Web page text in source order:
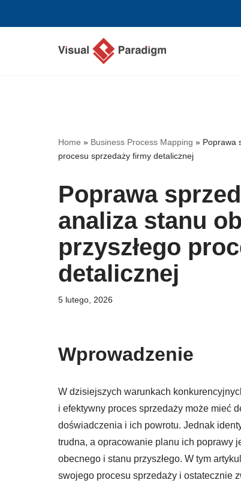
Home » Business Process Mapping » Poprawa
procesu sprzedaży firmy detalicznej
Poprawa
analiza stanu
przyszłego
detalicznej
5 lutego, 2026
Wprowadzenie
W dzisiejszych warunkach
i efektywny proces sprzedaży może mieć
doświadczenia i ich powrotu. Jednak
trudna, a opracowanie planu ich poprawy
obecnego i stanu przyszłego. W tym
swojego procesu sprzedaży i ostatecznie